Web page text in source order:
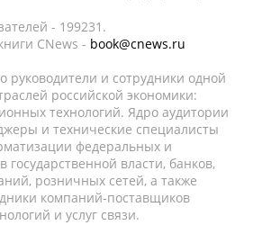
- 199231.
CNews - book@cnews.ru
руководители и сотрудники одной
российской экономики:
технологий. Ядро аудитории
и технические специалисты
федеральных и
государственной власти, банков,
розничных сетей, а также
компаний-поставщиков
и услуг связи.